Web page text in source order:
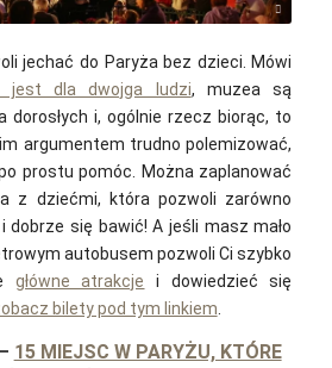
philipbase / pixabay.com
jechać do Paryża bez dzieci. Mówi
jest dla dwojga ludzi, muzea są
dorosłych i, ogólnie rzecz biorąc, to
argumentem trudno polemizować,
prostu pomóc. Można zaplanować
z dziećmi, która pozwoli zarówno
dobrze się bawić! А jeśli masz mało
autobusem pozwoli Ci szybko
główne atrakcje i dowiedzieć się
bilety pod tym linkiem
15 MIEJSC W PARYŻU, KTÓRE